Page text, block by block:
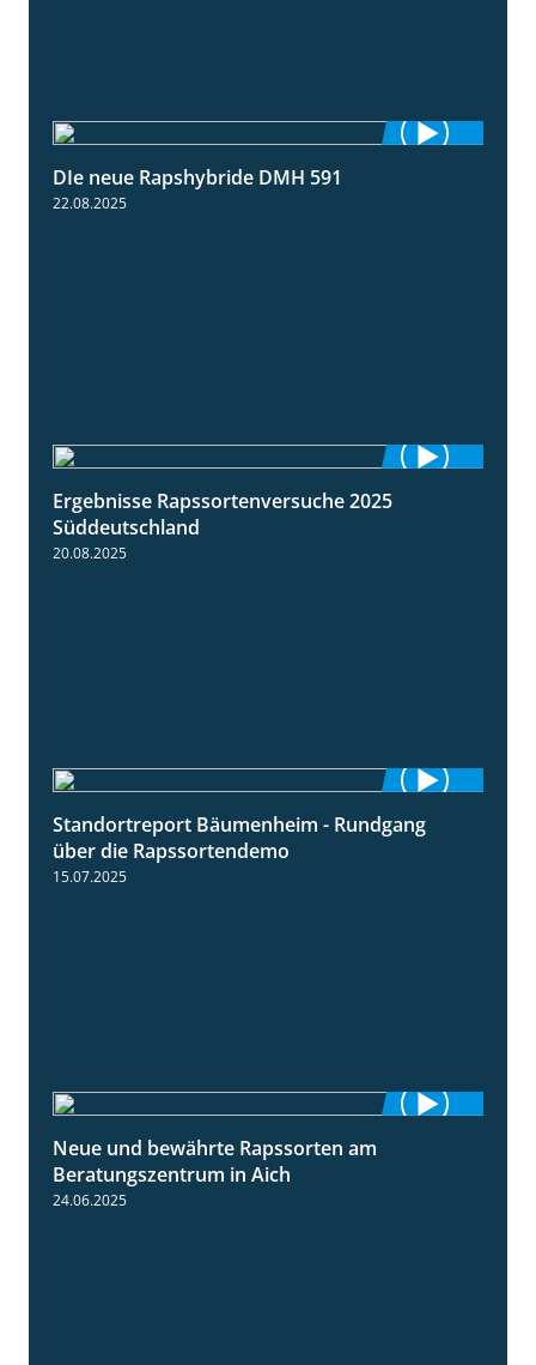
DIe neue Rapshybride DMH 591
22.08.2025
Ergebnisse Rapssortenversuche 2025
Süddeutschland
20.08.2025
6:03
Standortreport Bäumenheim - Rundgang
über die Rapssortendemo
15.07.2025
Neue und bewährte Rapssorten am
Beratungszentrum in Aich
24.06.2025